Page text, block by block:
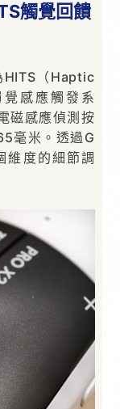
觸覺回饋
HITS（Haptic
感應觸發系
磁感應偵測按
毫米。透過G
維度的細節調